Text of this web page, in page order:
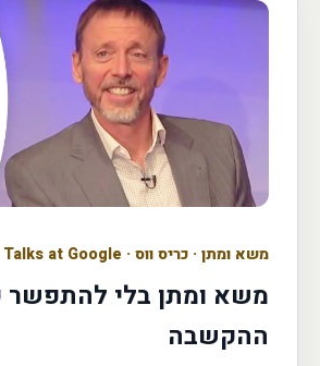
משא ומתן· כריס ווס · Talks at Google
משא ומתן בלי להתפשר
ההקשבה